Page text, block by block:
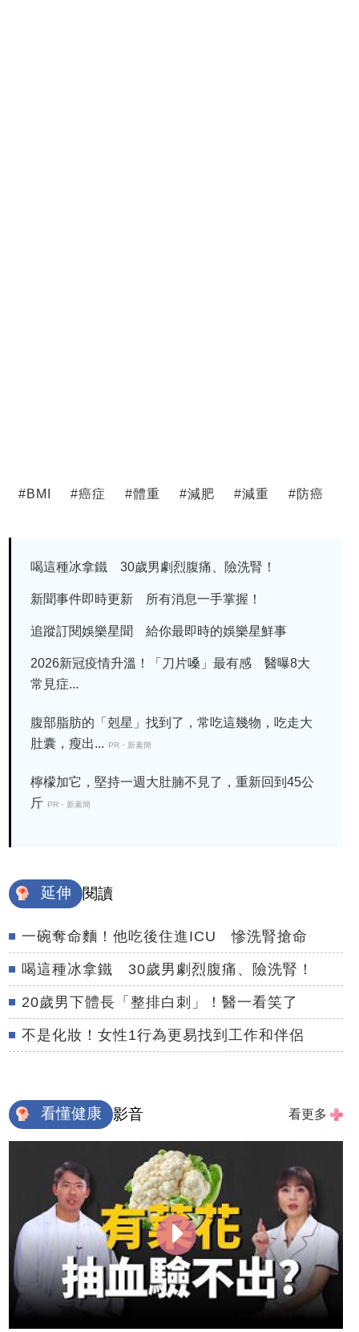
#BMI #癌症 #體重 #減肥 #減重 #防癌
喝這種冰拿鐵 30歲男劇烈腹痛、險洗腎！
新聞事件即時更新 所有消息一手掌握！
追蹤訂閱娛樂星聞 給你最即時的娛樂星鮮事
2026新冠疫情升溫！「刀片嗓」最有感 醫曝8大
常見症...
腹部脂肪的「剋星」找到了，常吃這幾物，吃走大
肚囊，瘦出...
PR・新素簡
檸檬加它，堅持一週大肚腩不見了，重新回到45公
斤 PR・新素簡
延伸 閱讀
一碗奪命麵！他吃後住進ICU 慘洗腎搶命
喝這種冰拿鐵 30歲男劇烈腹痛、險洗腎！
20歲男下體長「整排白刺」！醫一看笑了
不是化妝！女性1行為更易找到工作和伴侶
看懂健康 影音 看更多